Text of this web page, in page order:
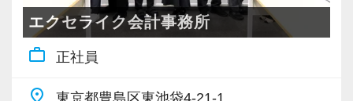
お客様に対して、そして一緒に働く仲間に対し
て、真面目で前向きに、誠実に向き合える「人
柄」や「ヤル気」です。
＼POINT／
【フラットな組織が自慢です！】
（１）＼フレックス制／で資格取得を目指す方
エクセライク会計事務所
work_outline 正社員
place